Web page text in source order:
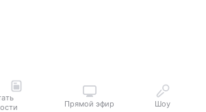
Прямой эфир Шоу